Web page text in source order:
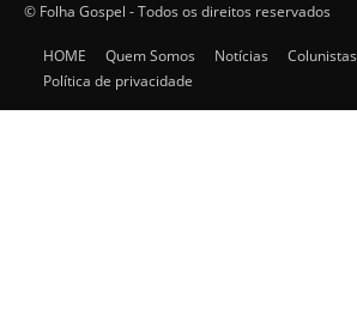
© Folha Gospel - Todos os direitos reservados
HOME Quem Somos Notícias Colunistas
Política de privacidade